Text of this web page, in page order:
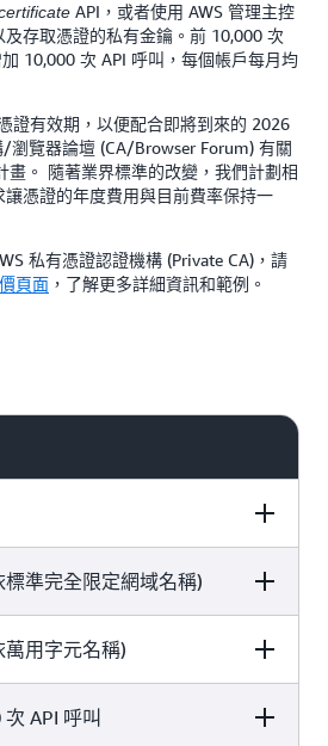
API，或者使用 AWS 管理主控
存取憑證的私有金鑰。前 10,000 次
10,000 次 API 呼叫，每個帳戶每月均
證有效期，以便配合即將到來的 2026
瀏覽器論壇 (CA/Browser Forum) 有關
畫。 隨著業界標準的改變，我們計劃相
憑證的年度費用與目前費率保持一
私有憑證認證機構 (Private CA)，請
頁面 ，了解更多詳細資訊和範例。
準完全限定網域名稱)
約時再收取)
用字元名稱)
API 呼叫